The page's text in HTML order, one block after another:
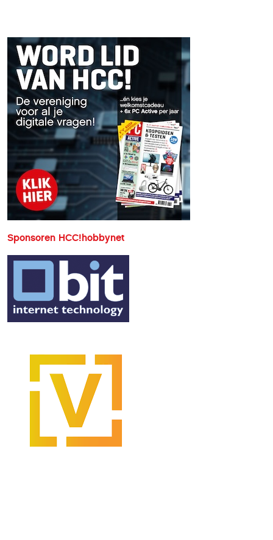
medewerkers vannochtend er voor
gezorgd dat ook de overige HCC diensten
weer voor eenieder beschikbaar kwamen.
Sponsoren HCC!hobbynet